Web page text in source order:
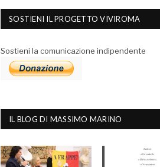
SOSTIENI IL PROGETTO VIVIROMA
Sostieni la comunicazione indipendente
IL BLOG DI MASSIMO MARINO